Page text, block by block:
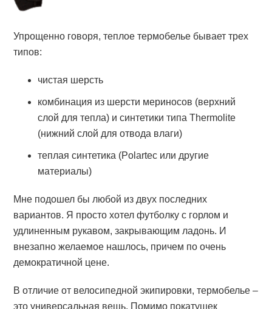
Упрощенно говоря, теплое термобелье бывает трех
типов:
чистая шерсть
комбинация из шерсти мериносов (верхний
слой для тепла) и синтетики типа Thermolite
(нижний слой для отвода влаги)
теплая синтетика (Polartec или другие
материалы)
Мне подошел бы любой из двух последних
вариантов. Я просто хотел футболку с горлом и
удлиненным рукавом, закрывающим ладонь. И
внезапно желаемое нашлось, причем по очень
демократичной цене.
В отличие от велосипедной экипировки, термобелье –
это универсальная вещь. Помимо покатушек